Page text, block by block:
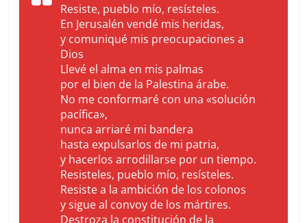
Resiste, pueblo mío, resísteles.
En Jerusalén vendé mis heridas,
y comuniqué mis preocupaciones a
Dios
Llevé el alma en mis palmas
por el bien de la Palestina árabe.
No me conformaré con una «solución
pacífica»,
nunca arriaré mi bandera
hasta expulsarlos de mi patria,
y hacerlos arrodillarse por un tiempo.
Resisteles, pueblo mío, resísteles.
Resiste a la ambición de los colonos
y sigue al convoy de los mártires.
Destroza la constitución de la